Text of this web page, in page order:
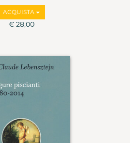
ACQUISTA
€ 28,00